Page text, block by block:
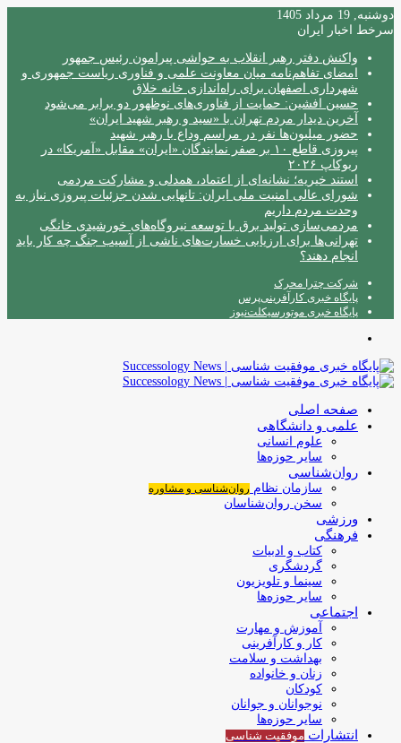
دوشنبه, 19 مرداد 1405
سرخط اخبار ایران
واکنش دفتر رهبر انقلاب به حواشی پیرامون رئیس جمهور
امضای تفاهم‌نامه میان معاونت علمی و فناوری ریاست جمهوری و
شهرداری اصفهان برای راه‌اندازی خانه خلاق
حسین افشین: حمایت از فناوری‌های نوظهور دو برابر می‌شود
آخرین دیدار مردم تهران با «سید و رهبر شهید ایران»
حضور میلیون‌ها نفر در مراسم وداع با رهبر شهید
پیروزی قاطع ۱۰ بر صفر نمایندگان «ایران» مقابل «آمریکا» در
ربوکاپ ۲۰۲۶
استند خیریه؛ نشانه‌ای از اعتماد، همدلی و مشارکت مردمی
شورای عالی امنیت ملی ایران: تانهایی شدن جزئیات پیروزی نیاز به
وحدت مردم داریم
مردمی‌سازی تولید برق با توسعه نیروگاه‌های خورشیدی خانگی
تهرانی‌ها برای ارزیابی خسارت‌های ناشی از آسیب جنگ چه کار باید
انجام دهند؟
شرکت چترا محرک
پایگاه خبری کارآفرینی‌پرس
پایگاه خبری موتورسیکلت‌نیوز
صفحه اصلی
علمی و دانشگاهی
علوم انسانی
سایر حوزه‌ها
روان‌شناسی
سازمان نظام روان‌شناسی و مشاوره
سخن روان‌شناسان
ورزشی
فرهنگی
کتاب و ادبیات
گردشگری
سینما و تلویزیون
سایر حوزه‌ها
اجتماعی
آموزش و مهارت
کار و کارآفرینی
بهداشت و سلامت
زنان و خانواده
کودکان
نوجوانان و جوانان
سایر حوزه‌ها
انتشارات موفقیت‌ شناسی